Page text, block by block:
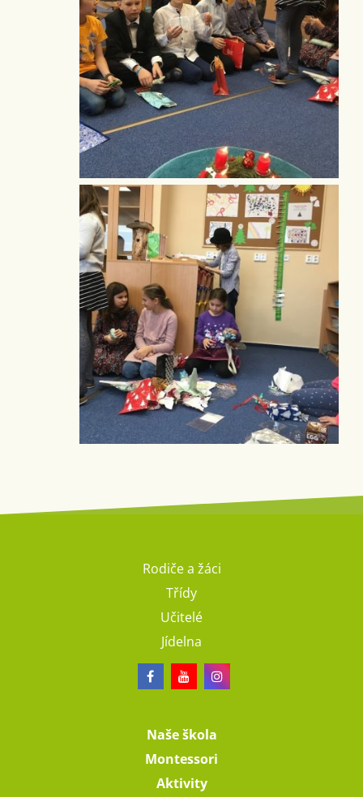
Rodiče a žáci
Třídy
Učitelé
Jídelna
Naše škola
Montessori
Aktivity